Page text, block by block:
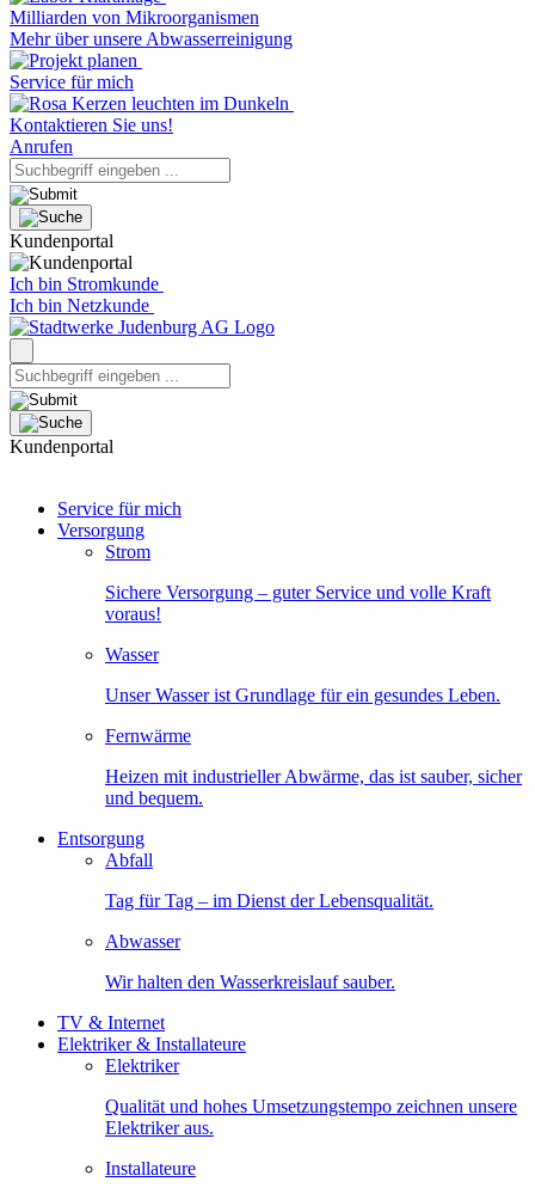
Milliarden von Mikroorganismen
Mehr über unsere Abwasserreinigung
Service für mich
Kontaktieren Sie uns!
Anrufen
Kundenportal
Ich bin Stromkunde
Ich bin Netzkunde
Kundenportal
Service für mich
Versorgung
Strom
Sichere Versorgung – guter Service und volle Kraft
voraus!
Wasser
Unser Wasser ist Grundlage für ein gesundes Leben.
Fernwärme
Heizen mit industrieller Abwärme, das ist sauber, sicher
und bequem.
Entsorgung
Abfall
Tag für Tag – im Dienst der Lebensqualität.
Abwasser
Wir halten den Wasserkreislauf sauber.
TV & Internet
Elektriker & Installateure
Elektriker
Qualität und hohes Umsetzungstempo zeichnen unsere
Elektriker aus.
Installateure